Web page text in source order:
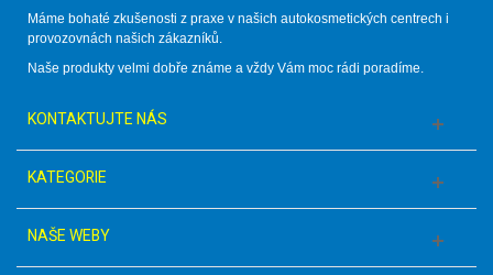
Máme bohaté zkušenosti z praxe v našich autokosmetických centrech i
provozovnách našich zákazníků.
Naše produkty velmi dobře známe a vždy Vám moc rádi poradíme.
KONTAKTUJTE NÁS
KATEGORIE
NAŠE WEBY